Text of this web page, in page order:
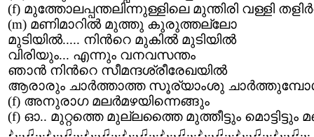
(f) മുത്തോലപ്പന്തലിന്നുള്ളിലെ മുന്തിരി വള്ളി
(m) മണിമാറില്‍ മുത്തു കുരുത്തല്ലോ
മുടിയില്‍..... നിന്‍റെ മുകില്‍ മുടിയില്‍
വിരിയും... എന്നും വനവസന്തം
ഞാന്‍ നിന്‍റെ സീമന്ദശ്രീരേഖയില്‍
ആരാരും ചാര്‍ത്താത്ത സൂര്യാംശു
(f) അനുരാഗ മലര്‍മഴയിന്നെങ്ങും
(f) ഓ.. മുറ്റത്തെ മുല്ലത്തൈ മുത്തീട്ടും മൊട്ടിട്ടും
♪,.,♫.,.♪,.,♫.,.♪,.,♫.,.♪,.,♫.,.♪,.,♫.,.♪,.,♫.,.♪,.,♫.,.♪,.,♫.,.